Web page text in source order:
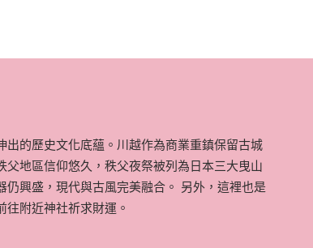
出的歷史文化底蘊。川越作為商業重鎮保留古城
地區信仰悠久，秩父夜祭被列為日本三大曳山
仍興盛，現代與古風完美融合。 另外，這裡也是
往附近神社祈求財運。